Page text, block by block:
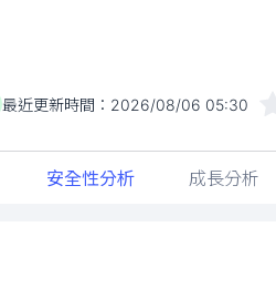
最近更新時間： 2026/08/06 05:30
安全性分析 成長分析